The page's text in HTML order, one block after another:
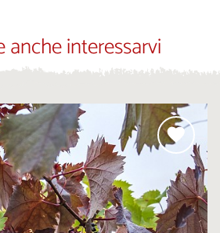
anche interessarvi